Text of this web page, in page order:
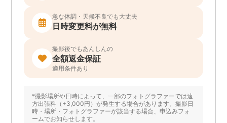
急な体調・天候不良でも大丈夫
日時変更料が無料
撮影後でもあんしんの
全額返金保証
適用条件あり
*撮影場所や日時によって、一部のフォトグラファーでは遠
方出張料（+3,000円）が発生する場合があります。撮影日
時・場所・フォトグラファーが該当する場合、申込みフォ
ームでお知らせします。